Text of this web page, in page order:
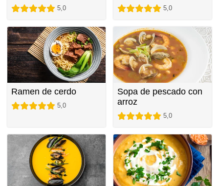
5,0 5,0
Ramen de cerdo
5,0
Sopa de pescado con
arroz
5,0